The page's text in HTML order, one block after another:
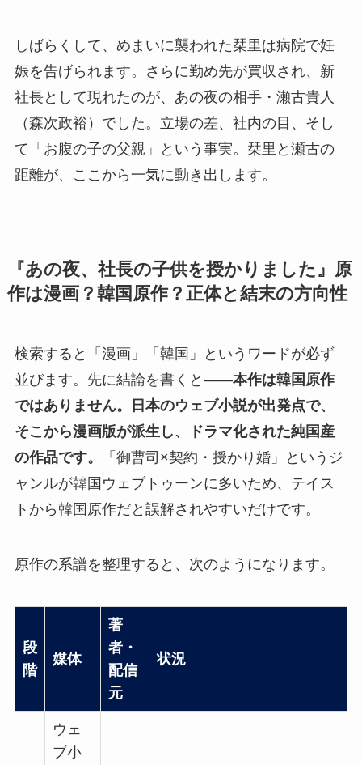
しばらくして、めまいに襲われた栞里は病院で妊
娠を告げられます。さらに勤め先が買収され、新
社長として現れたのが、あの夜の相手・瀬古貴人
（森次政裕）でした。立場の差、社内の目、そし
て「お腹の子の父親」という事実。栞里と瀬古の
距離が、ここから一気に動き出します。
『あの夜、社長の子供を授かりました』原
作は漫画？韓国原作？正体と結末の方向性
検索すると「漫画」「韓国」というワードが必ず
並びます。先に結論を書くと——本作は韓国原作
ではありません。日本のウェブ小説が出発点で、
そこから漫画版が派生し、ドラマ化された純国産
の作品です。
「御曹司×契約・授かり婚」というジ
ャンルが韓国ウェブトゥーンに多いため、テイス
トから韓国原作だと誤解されやすいだけです。
原作の系譜を整理すると、次のようになります。
段
階
媒体
著
者・
配信
元
状況
ウェ
ブ小